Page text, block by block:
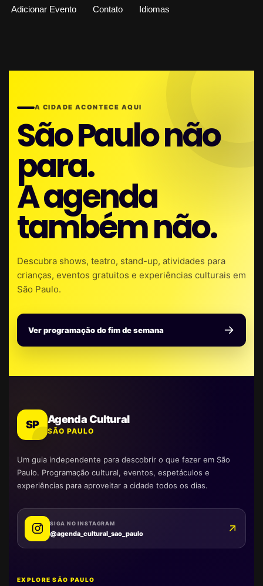
Adicionar Evento
Contato Idiomas
A CIDADE ACONTECE AQUI
São Paulo não
para.
A agenda
também não.
Descubra shows, teatro, stand-up, atividades para
crianças, eventos gratuitos e experiências culturais em
São Paulo.
Ver programação do fim de semana
SP Agenda Cultural
SÃO PAULO
Um guia independente para descobrir o que fazer em São
Paulo. Programação cultural, eventos, espetáculos e
experiências para aproveitar a cidade todos os dias.
SIGA NO INSTAGRAM
@agenda_cultural_sao_paulo
EXPLORE SÃO PAULO